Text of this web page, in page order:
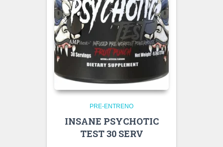
PRE-ENTRENO
INSANE PSYCHOTIC
TEST 30 SERV